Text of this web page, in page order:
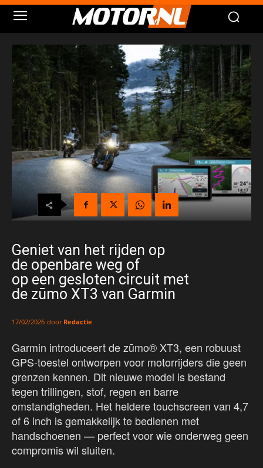
Geniet van het rijden op
de openbare weg of
op een gesloten circuit met
de zūmo XT3 van Garmin
17/02/2026 door Redactie
Garmin introduceert de zūmo® XT3, een robuust
GPS-toestel ontworpen voor motorrijders die geen
grenzen kennen. Dit nieuwe model is bestand
tegen trillingen, stof, regen en barre
omstandigheden. Het heldere touchscreen van 4,7
of 6 inch is gemakkelijk te bedienen met
handschoenen — perfect voor wie onderweg geen
compromis wil sluiten.